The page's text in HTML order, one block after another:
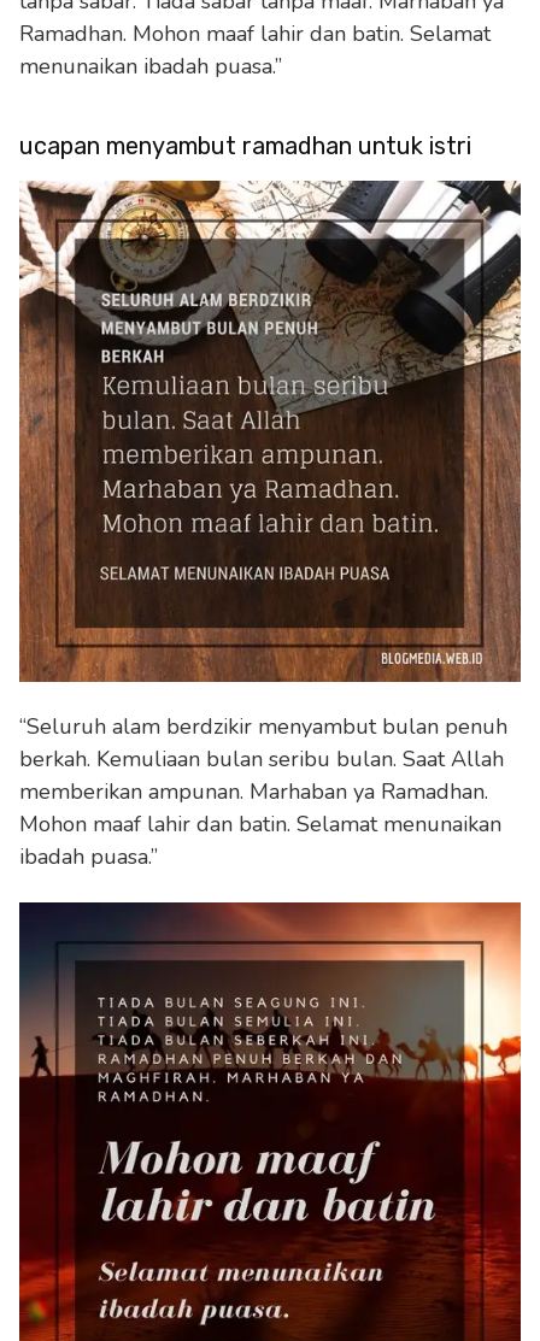
Ramadhan. Mohon maaf lahir dan batin. Selamat
menunaikan ibadah puasa.”
ucapan menyambut ramadhan untuk istri
“Seluruh alam berdzikir menyambut bulan penuh
berkah. Kemuliaan bulan seribu bulan. Saat Allah
memberikan ampunan. Marhaban ya Ramadhan.
Mohon maaf lahir dan batin. Selamat menunaikan
ibadah puasa.”